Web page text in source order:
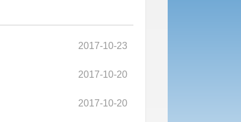
2017-10-23
2017-10-20
2017-10-20